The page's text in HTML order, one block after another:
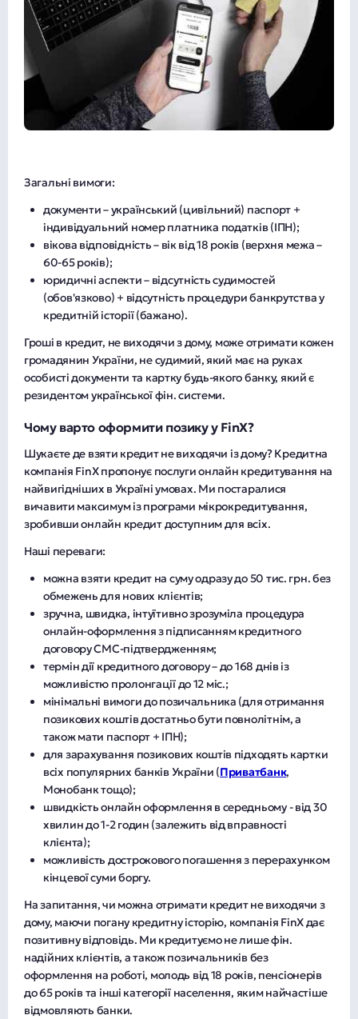
Загальні вимоги:
документи – український (цивільний) паспорт +
індивідуальний номер платника податків (ІПН);
вікова відповідність – вік від 18 років (верхня межа –
60-65 років);
юридичні аспекти – відсутність судимостей
(обов'язково) + відсутність процедури банкрутства у
кредитній історії (бажано).
Гроші в кредит, не виходячи з дому, може отримати кожен
громадянин України, не судимий, який має на руках
особисті документи та картку будь-якого банку, який є
резидентом української фін. системи.
Чому варто оформити позику у FinX?
Шукаєте де взяти кредит не виходячи із дому? Кредитна
компанія FinX пропонує послуги онлайн кредитування на
найвигідніших в Україні умовах. Ми постаралися
вичавити максимум із програми мікрокредитування,
зробивши онлайн кредит доступним для всіх.
Наші переваги:
можна взяти кредит на суму одразу до 50 тис. грн. без
обмежень для нових клієнтів;
зручна, швидка, інтуїтивно зрозуміла процедура
онлайн-оформлення з підписанням кредитного
договору СМС-підтвердженням;
термін дії кредитного договору – до 168 днів із
можливістю пролонгації до 12 міс.;
мінімальні вимоги до позичальника (для отримання
позикових коштів достатньо бути повнолітнім, а
також мати паспорт + ІПН);
для зарахування позикових коштів підходять картки
всіх популярних банків України (Приватбанк,
Монобанк тощо);
швидкість онлайн оформлення в середньому - від 30
хвилин до 1-2 годин (залежить від вправності
клієнта);
можливість дострокового погашення з перерахунком
кінцевої суми боргу.
На запитання, чи можна отримати кредит не виходячи з
дому, маючи погану кредитну історію, компанія FinX дає
позитивну відповідь. Ми кредитуємо не лише фін.
надійних клієнтів, а також позичальників без
оформлення на роботі, молодь від 18 років, пенсіонерів
до 65 років та інші категорії населення, яким найчастіше
відмовляють банки.